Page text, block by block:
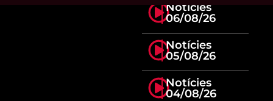
Notícies
06/08/26
Notícies
05/08/26
Notícies
04/08/26